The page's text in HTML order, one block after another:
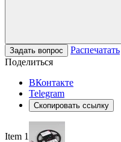
Задать вопрос
Распечатать
Поделиться
ВКонтакте
Telegram
Скопировать ссылку
Item 1 of 3